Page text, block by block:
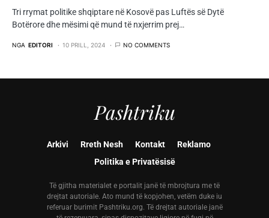
Tri rrymat politike shqiptare në Kosovë pas Luftës së Dytë
Botërore dhe mësimi që mund të nxjerrim prej…
NGA EDITORI 10 PRILL, 2024 NO COMMENTS
Pashtriku
Arkivi Rreth Nesh Kontakt
Reklamo
Politika e Privatësisë
Të gjitha materialet e portalit janë të mbrojtura me të
drejtat autoriale. Ato mund të kopjohen, vetëm duke iu
referuar burimit Pashtriku.org. Të drejtat autoriale janë